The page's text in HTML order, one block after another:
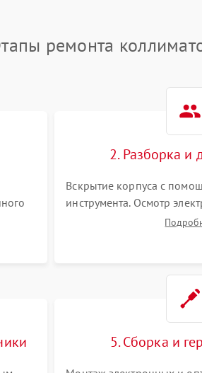
ремонта
2. Разборка и
Вскрытие корпуса с
инструмента. Осмотр
светодиодного или
5. Сборка и